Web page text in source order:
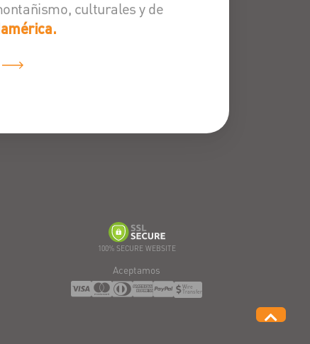
culturales y de
100% SECURE WEBSITE
Aceptamos
Wire
Transfer